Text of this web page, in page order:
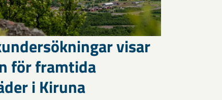
visar
för framtida
i Kiruna